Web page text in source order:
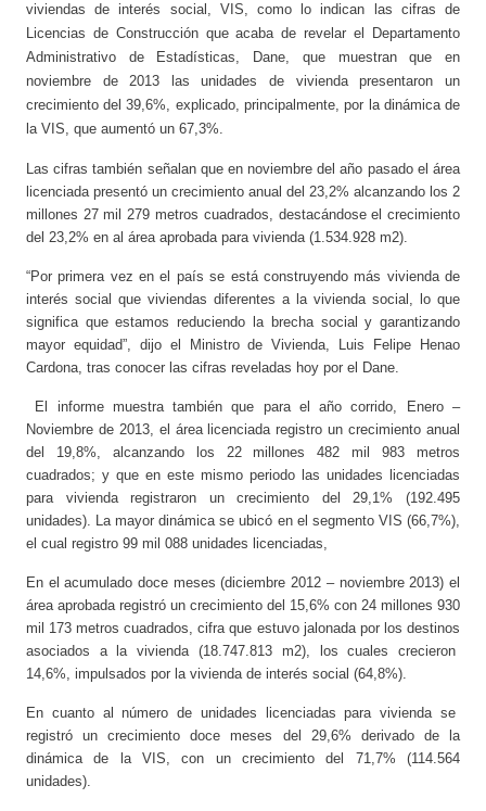
viviendas de interés social, VIS, como lo indican las cifras de
Licencias de Construcción que acaba de revelar el Departamento
Administrativo de Estadísticas, Dane, que muestran que en
noviembre de 2013 las unidades de vivienda presentaron un
crecimiento del 39,6%, explicado, principalmente, por la dinámica de
la VIS, que aumentó un 67,3%.
Las cifras también señalan que en noviembre del año pasado el área
licenciada presentó un crecimiento anual del 23,2% alcanzando los 2
millones 27 mil 279 metros cuadrados, destacándose el crecimiento
del 23,2% en al área aprobada para vivienda (1.534.928 m2).
“Por primera vez en el país se está construyendo más vivienda de
interés social que viviendas diferentes a la vivienda social, lo que
significa que estamos reduciendo la brecha social y garantizando
mayor equidad”, dijo el Ministro de Vivienda, Luis Felipe Henao
Cardona, tras conocer las cifras reveladas hoy por el Dane.
El informe muestra también que para el año corrido, Enero –
Noviembre de 2013, el área licenciada registro un crecimiento anual
del 19,8%, alcanzando los 22 millones 482 mil 983 metros
cuadrados; y que en este mismo periodo las unidades licenciadas
para vivienda registraron un crecimiento del 29,1% (192.495
unidades). La mayor dinámica se ubicó en el segmento VIS (66,7%),
el cual registro 99 mil 088 unidades licenciadas,
En el acumulado doce meses (diciembre 2012 – noviembre 2013) el
área aprobada registró un crecimiento del 15,6% con 24 millones 930
mil 173 metros cuadrados, cifra que estuvo jalonada por los destinos
asociados a la vivienda (18.747.813 m2), los cuales crecieron
14,6%, impulsados por la vivienda de interés social (64,8%).
En cuanto al número de unidades licenciadas para vivienda se
registró un crecimiento doce meses del 29,6% derivado de la
dinámica de la VIS, con un crecimiento del 71,7% (114.564
unidades).